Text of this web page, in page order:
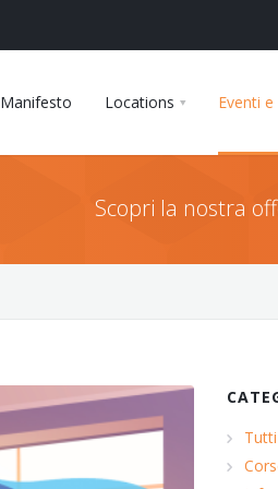
Manifesto Locations Eventi e
Scopri la nostra
Tutti